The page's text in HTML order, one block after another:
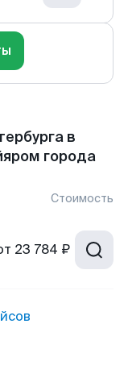
в
города
Стоимость
23 784 ₽